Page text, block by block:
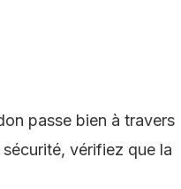
passe bien à travers
vérifiez que la